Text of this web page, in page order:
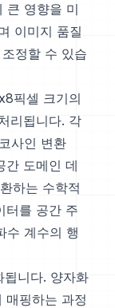
큰 영향을 미
이미지 품질
정할 수 있습
픽셀 크기의
리됩니다. 각
사인 변환
간 도메인 데
하는 수학적
터를 공간 주
수 계수의 행
니다. 양자화
매핑하는 과정